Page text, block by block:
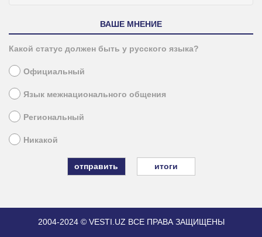
ВАШЕ МНЕНИЕ
Какой статус должен быть у русского языка?
Официальный
Язык межнационального общения
Региональный
Никакой
итоги
2004-2024 © VESTI.UZ ВСЕ ПРАВА ЗАЩИЩЕНЫ